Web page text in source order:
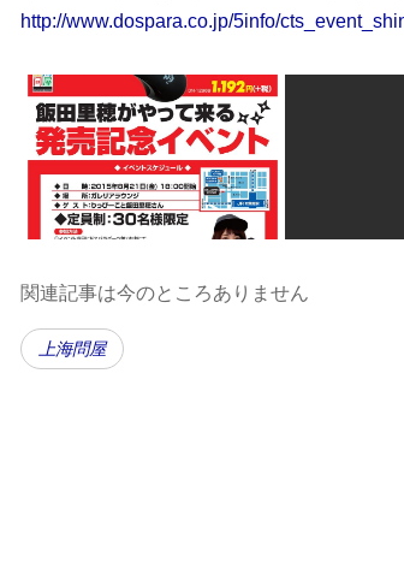
http://www.dospara.co.jp/5info/
関連記事は今のところありません
上海問屋